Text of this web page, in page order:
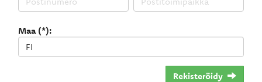
Maa (*):
Rekisteröidy